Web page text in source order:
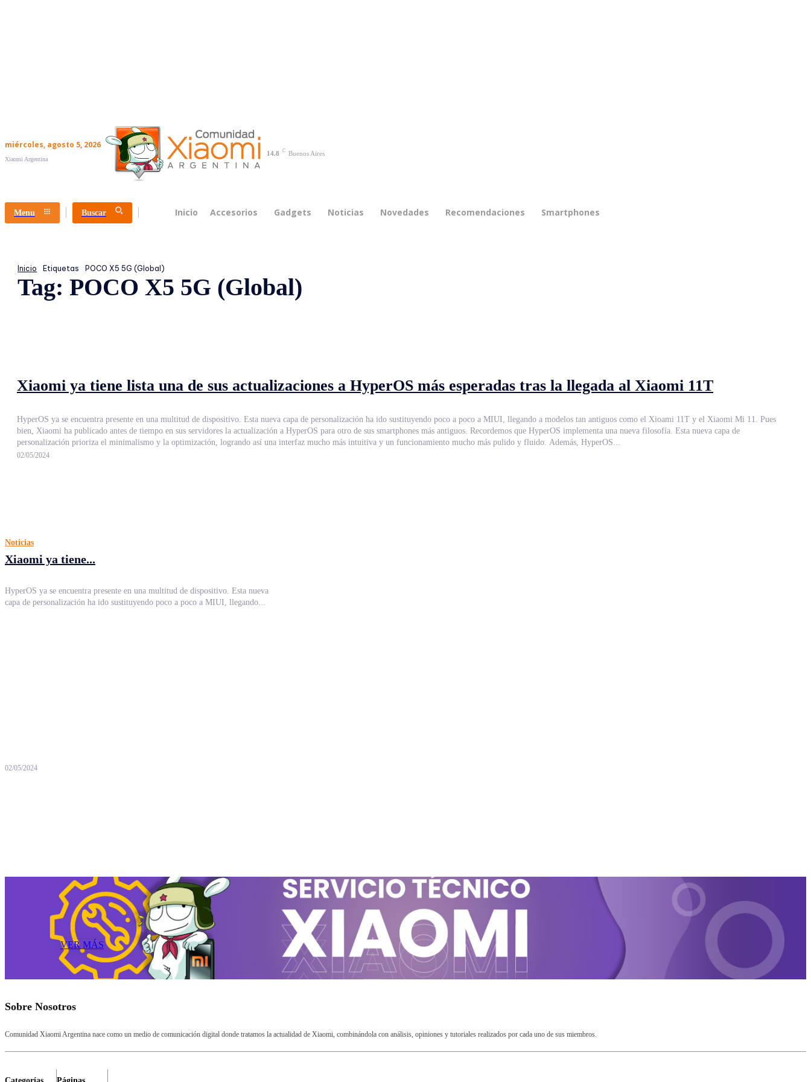
miércoles, agosto 5, 2026
Xiaomi Argentina
14.8 C Buenos Aires
Menu Buscar Inicio Accesorios Gadgets Noticias Novedades Recomendaciones Smartphones
Inicio Etiquetas POCO X5 5G (Global)
Tag: POCO X5 5G (Global)
Xiaomi ya tiene lista una de sus actualizaciones a HyperOS más esperadas tras la llegada al Xiaomi 11T
HyperOS ya se encuentra presente en una multitud de dispositivo. Esta nueva capa de personalización ha ido sustituyendo poco a poco a MIUI, llegando a modelos tan antiguos como el Xioami 11T y el Xiaomi Mi 11. Pues
bien, Xiaomi ha publicado antes de tiempo en sus servidores la actualización a HyperOS para otro de sus smartphones más antiguos. Recordemos que HyperOS implementa una nueva filosofía. Esta nueva capa de
personalización prioriza el minimalismo y la optimización, logrando así una interfaz mucho más intuitiva y un funcionamiento mucho más pulido y fluido. Además, HyperOS...
02/05/2024
Noticias
Xiaomi ya tiene...
HyperOS ya se encuentra presente en una multitud de dispositivo. Esta nueva
capa de personalización ha ido sustituyendo poco a poco a MIUI, llegando...
02/05/2024
VER MÁS
Sobre Nosotros
Comunidad Xiaomi Argentina nace como un medio de comunicación digital donde tratamos la actualidad de Xiaomi, combinándola con análisis, opiniones y tutoriales realizados por cada uno de sus miembros.